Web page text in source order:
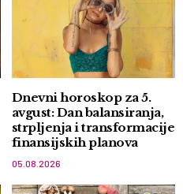
Dnevni horoskop za 5.
avgust: Dan balansiranja,
strpljenja i transformacije
finansijskih planova
05.08.2026